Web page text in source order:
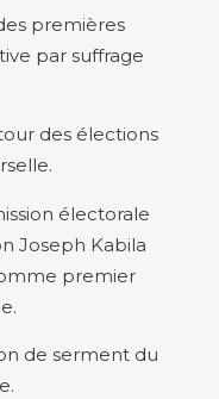
premières
par suffrage
des élections
électorale
Joseph Kabila
premier
de serment du